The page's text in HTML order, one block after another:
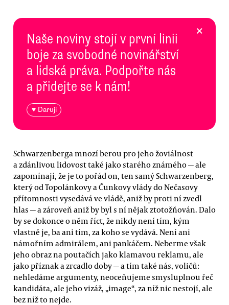
Naše noviny stojí v první linii
boje za svobodné novinářství
a lidská práva. Podpořte nás
a přidejte se k nám!
♥ Daruji
×
Schwarzenberga mnozí berou pro jeho žoviálnost
a zdánlivou lidovost také jako starého známého — ale
zapomínají, že je to pořád on, ten samý Schwarzenberg,
který od Topolánkovy a Čunkovy vlády do Nečasovy
přítomnosti vysedává ve vládě, aniž by proti ní zvedl
hlas — a zároveň aniž by byl s ní nějak ztotožňován. Dalo
by se dokonce o něm říct, že nikdy není tím, kým
vlastně je, ba ani tím, za koho se vydává. Není ani
námořním admirálem, ani pankáčem. Neberme však
jeho obraz na poutačích jako klamavou reklamu, ale
jako příznak a zrcadlo doby — a tím také nás, voličů:
nehledáme argumenty, neoceňujeme smysluplnou řeč
kandidáta, ale jeho vizáž, „image“, za níž nic nestojí, ale
bez níž to nejde.